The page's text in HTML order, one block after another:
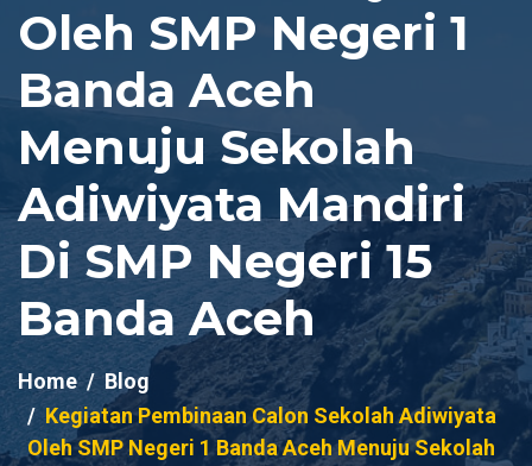
Oleh SMP Negeri 1
Banda Aceh
Menuju Sekolah
Adiwiyata Mandiri
Di SMP Negeri 15
Banda Aceh
Home
Blog
Kegiatan Pembinaan Calon Sekolah Adiwiyata
Oleh SMP Negeri 1 Banda Aceh Menuju Sekolah